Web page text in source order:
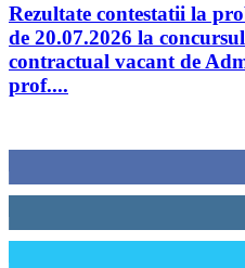
Rezultate contestatii la
de 20.07.2026 la
contractual vacant de
prof....